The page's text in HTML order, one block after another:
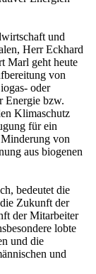
und
Herr Eckhard
Marl geht heute
von
oder
Energie bzw.
Klimaschutz
für ein
Minderung von
aus biogenen
bedeutet die
Zukunft der
der Mitarbeiter
lobte
und die
und